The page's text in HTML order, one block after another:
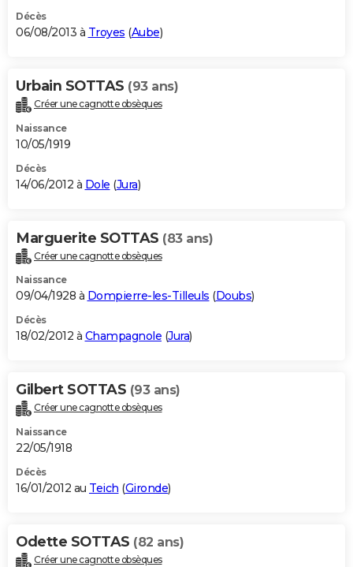
Décès
06/08/2013 à Troyes (Aube)
Urbain SOTTAS (93 ans)
Créer une cagnotte obsèques
Naissance
10/05/1919
Décès
14/06/2012 à Dole (Jura)
Marguerite SOTTAS (83 ans)
Créer une cagnotte obsèques
Naissance
09/04/1928 à Dompierre-les-Tilleuls (Doubs)
Décès
18/02/2012 à Champagnole (Jura)
Gilbert SOTTAS (93 ans)
Créer une cagnotte obsèques
Naissance
22/05/1918
Décès
16/01/2012 au Teich (Gironde)
Odette SOTTAS (82 ans)
Créer une cagnotte obsèques